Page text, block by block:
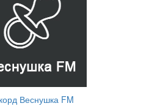
Веснушка FM